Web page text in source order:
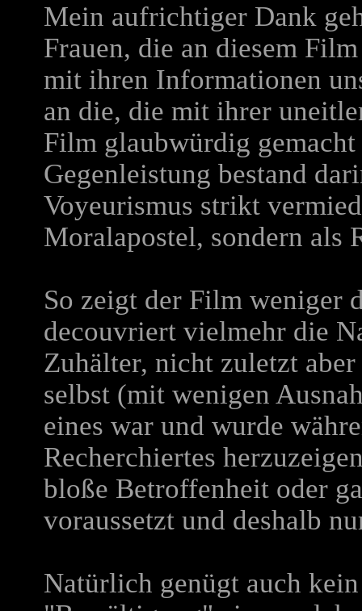
Mein aufrichtiger Dank
Frauen, die an diesem
mit ihren Informationen
an die, die mit ihrer
Film glaubwürdig gemacht
Gegenleistung bestand
Voyeurismus strikt
Moralapostel, sondern als
So zeigt der Film weniger
decouvriert vielmehr die
Zuhälter, nicht zuletzt
selbst (mit wenigen
eines war und wurde
Recherchiertes
bloße Betroffenheit oder
voraussetzt und deshalb
Natürlich genügt auch